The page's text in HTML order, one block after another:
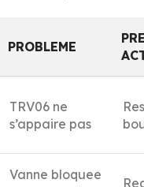
PROBLEME
TRV06 ne
s’appaire pas
Vanne bloquee